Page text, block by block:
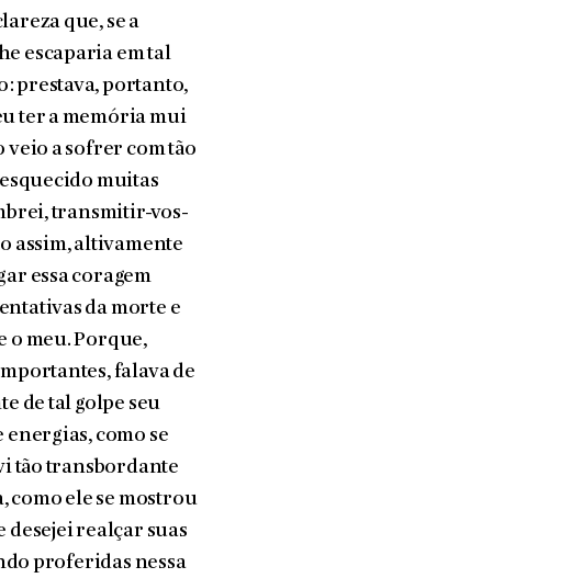
que, se a
escaparia em tal
prestava, portanto,
ter a memória mui
veio a sofrer com tão
muitas
transmitir-vos-
assim, altivamente
essa coragem
da morte e
o meu. Porque,
falava de
de tal golpe seu
como se
tão transbordante
como ele se mostrou
desejei realçar suas
proferidas nessa